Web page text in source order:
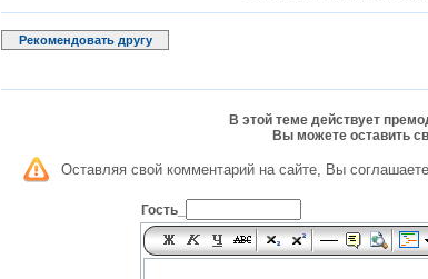
Рекомендовать другу
В этой теме действует
Вы можете оставить
Оставляя свой комментарий на сайте, Вы
Гость_